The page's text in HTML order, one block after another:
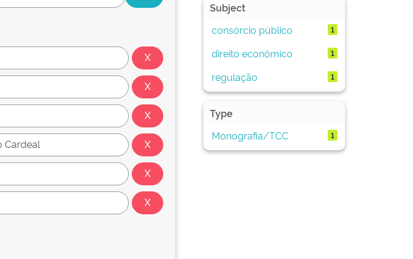
Subject
consórcio público
1
direito econômico 1
regulação 1
Type
Monografia/TCC
1